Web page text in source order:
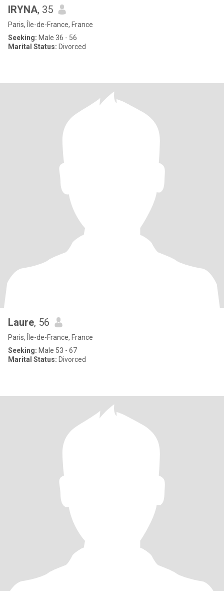
IRYNA, 35
Paris, Île-de-France, France
Seeking: Male 36 - 56
Marital Status: Divorced
Laure, 56
Paris, Île-de-France, France
Seeking: Male 53 - 67
Marital Status: Divorced